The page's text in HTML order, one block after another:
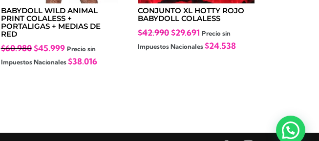
BABYDOLL WILD ANIMAL
PRINT COLALESS +
PORTALIGAS + MEDIAS DE
RED
$60.980 El
precio
$45.999El
precio
Precio sin
Impuestos Nacionales$38.016
CONJUNTO XL HOTTY ROJO
BABYDOLL COLALESS
$42.990 El
precio
$29.691El
precio
Precio sin
Impuestos Nacionales$24.538